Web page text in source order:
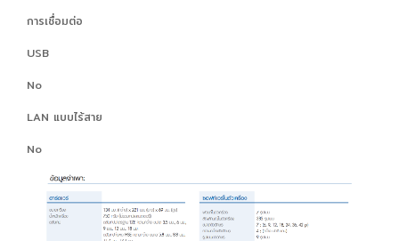
การเชื่อมต่อ
USB
No
LAN แบบไร้สาย
No